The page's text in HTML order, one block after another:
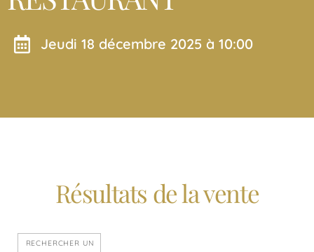
jeudi 18 décembre 2025 à 10:00
Résultats de la vente